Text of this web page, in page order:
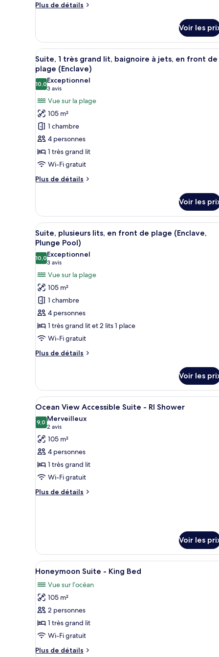
grand
lit,
balcon,
vue
océan
Plus de détails
Plus
le
type
de
chambre
Chambre
Deluxe,
1
très
grand
lit,
balcon,
vue
océan
Voir les
Afficher
toutes
les
photos
pour
ce
type
de
chambre :
Suite,
1
très
baignoire
à
jets,
en
front
de
plage
(Enclave)
Une chambre d’hôtel
11
Suite, 1 très grand lit, baignoire à jets, en front de
plage (Enclave)
10,010,0 sur 10
Exceptionnel
3 avis
(3 avis)
Vue sur la plage
105 m²
1 chambre
4 personnes
1 très grand lit
Wi-Fi gratuit
Plus de détails
Plus
le
type
de
chambre
Suite,
1
très
grand
lit,
baignoire
à
jets,
front
de
(Enclave)
Voir les
Afficher
toutes
les
photos
pour
ce
type
de
chambre :
Suite,
plusieurs
lits,
de
plage
(Enclave,
Plunge
Pool)
Un espace piscine doté
11
Suite, plusieurs lits, en front de plage (Enclave,
Plunge Pool)
10,010,0 sur 10
Exceptionnel
3 avis
(3 avis)
Vue sur la plage
105 m²
1 chambre
4 personnes
1 très grand lit et 2 lits 1 place
Wi-Fi gratuit
Plus de détails
Plus
le
type
de
chambre
Suite,
plusieurs
lits,
en
de
plage
Plunge
Voir les
Afficher
toutes
les
photos
pour
ce
type
de
chambre :
-
RI
Shower
Une chambre d’hôtel
6
Ocean View Accessible Suite - RI Shower
9,09,0 sur 10
Merveilleux
2 avis
(2 avis)
105 m²
4 personnes
1 très grand lit
Wi-Fi gratuit
Plus de détails
Plus
chambre
Ocean
View
Suite
RI
Shower
Voir les
Afficher
toutes
les
photos
pour
ce
type
Une chambre d’hôtel
7
Honeymoon Suite - King Bed
Vue sur l’océan
105 m²
2 personnes
1 très grand lit
Wi-Fi gratuit
Plus de détails
Plus